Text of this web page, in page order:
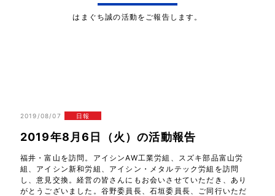
はまぐち誠の活動をご報告します。
2019/08/07 日報
2019年8月6日（火）の活動報告
福井・富山を訪問。アイシンAW工業労組、スズキ部品富山労
組、アイシン新和労組、アイシン・メタルテック労組を訪問
し、意見交換。経営の皆さんにもお会いさせていただき、あり
がとうございました。谷野委員長、石垣委員長、ご同行いただ